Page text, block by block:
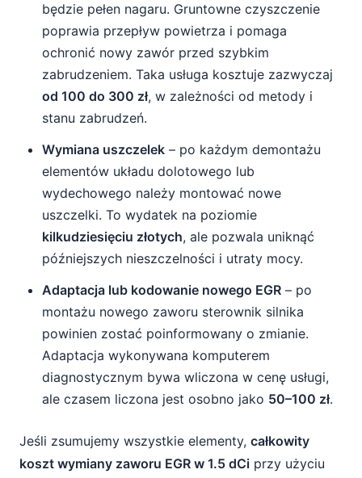
będzie pełen nagaru. Gruntowne czyszczenie
poprawia przepływ powietrza i pomaga
ochronić nowy zawór przed szybkim
zabrudzeniem. Taka usługa kosztuje zazwyczaj
od 100 do 300 zł, w zależności od metody i
stanu zabrudzeń.
Wymiana uszczelek – po każdym demontażu
elementów układu dolotowego lub
wydechowego należy montować nowe
uszczelki. To wydatek na poziomie
kilkudziesięciu złotych, ale pozwala uniknąć
późniejszych nieszczelności i utraty mocy.
Adaptacja lub kodowanie nowego EGR – po
montażu nowego zaworu sterownik silnika
powinien zostać poinformowany o zmianie.
Adaptacja wykonywana komputerem
diagnostycznym bywa wliczona w cenę usługi,
ale czasem liczona jest osobno jako 50–100 zł.
Jeśli zsumujemy wszystkie elementy, całkowity
koszt wymiany zaworu EGR w 1.5 dCi przy użyciu